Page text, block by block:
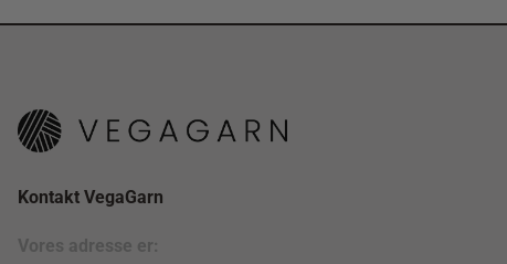
Kontakt VegaGarn
Vores adresse er: